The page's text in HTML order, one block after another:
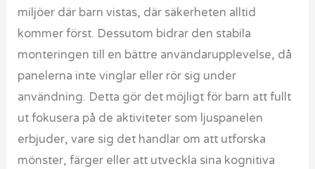
miljöer där barn vistas, där säkerheten alltid
kommer först. Dessutom bidrar den stabila
monteringen till en bättre användarupplevelse, då
panelerna inte vinglar eller rör sig under
användning. Detta gör det möjligt för barn att fullt
ut fokusera på de aktiviteter som ljuspanelen
erbjuder, vare sig det handlar om att utforska
mönster, färger eller att utveckla sina kognitiva